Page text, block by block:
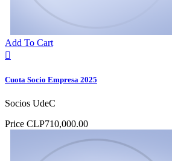
Add To Cart

Cuota Socio Empresa 2025
Socios UdeC
Price CLP710,000.00